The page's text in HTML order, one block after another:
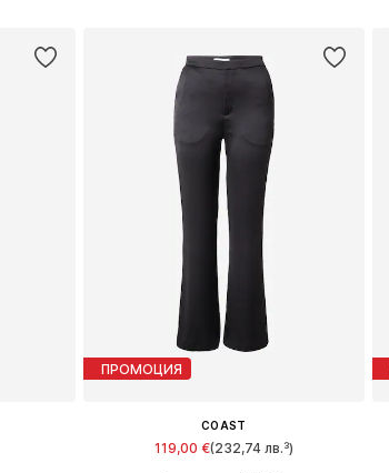
ПРОМОЦИЯ
COAST
119,00 €(232,74 лв.³)